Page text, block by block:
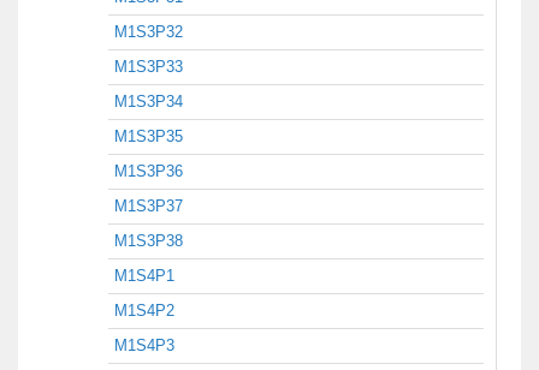
M1S3P32
M1S3P33
M1S3P34
M1S3P35
M1S3P36
M1S3P37
M1S3P38
M1S4P1
M1S4P2
M1S4P3